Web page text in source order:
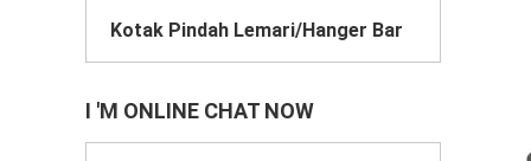
Kotak Pindah Lemari/Hanger Bar
I 'M ONLINE CHAT NOW